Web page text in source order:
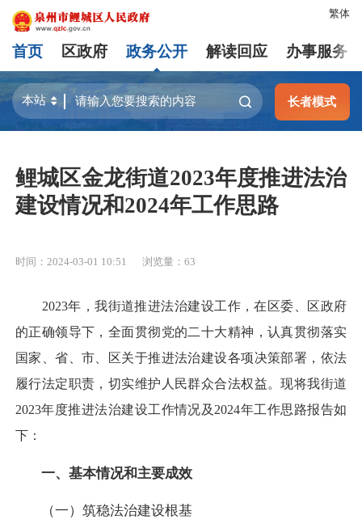
繁体
首页 区政府 政务公开 解读回应 办事服务
长者模式
鲤城区金龙街道2023年度推进法治
建设情况和2024年工作思路
时间：2024-03-01 10:51 浏览量： 63
2023年，我街道推进法治建设工作，在区委、区政府
的正确领导下，全面贯彻党的二十大精神，认真贯彻落实
国家、省、市、区关于推进法治建设各项决策部署，依法
履行法定职责，切实维护人民群众合法权益。现将我街道
2023年度推进法治建设工作情况及2024年工作思路报告如
下：
一、基本情况和主要成效
（一）筑稳法治建设根基